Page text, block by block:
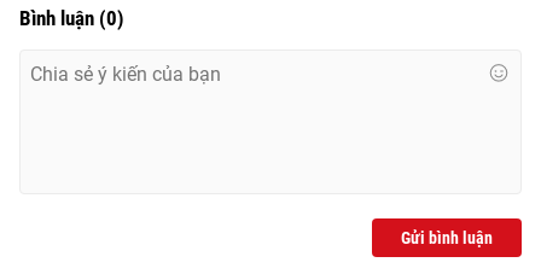
Bình luận (0)
Gửi bình luận